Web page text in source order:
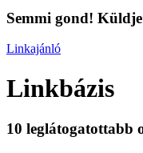
Semmi gond!
Linkajánló
Linkbázis
10 leglátogatottabb